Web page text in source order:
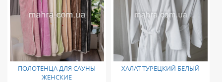
ПОЛОТЕНЦА ДЛЯ САУНЫ
ЖЕНСКИЕ
ХАЛАТ ТУРЕЦКИЙ БЕЛЫЙ